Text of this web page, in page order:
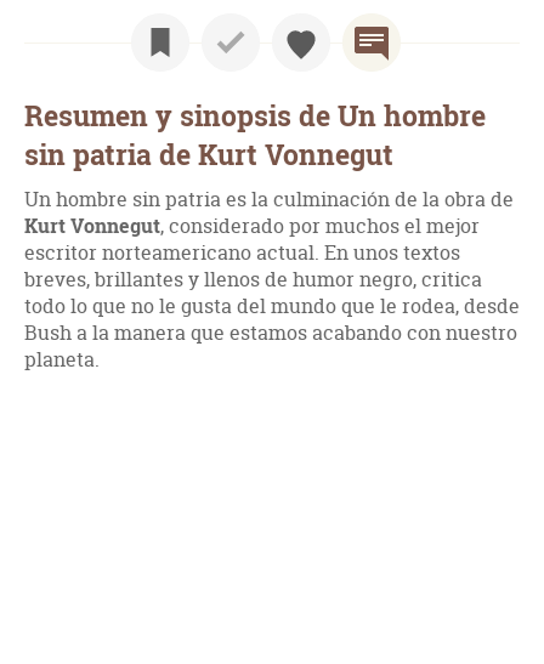
Resumen y sinopsis de Un hombre
sin patria de Kurt Vonnegut
Un hombre sin patria es la culminación de la obra de
Kurt Vonnegut, considerado por muchos el mejor
escritor norteamericano actual. En unos textos
breves, brillantes y llenos de humor negro, critica
todo lo que no le gusta del mundo que le rodea, desde
Bush a la manera que estamos acabando con nuestro
planeta.